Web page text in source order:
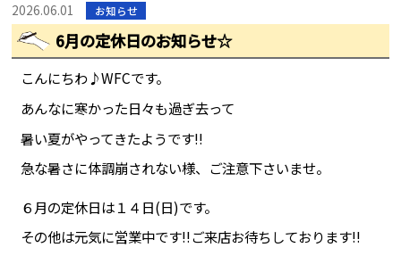
2026.06.01 お知らせ
6月の定休日のお知らせ☆
こんにちわ♪WFCです。
あんなに寒かった日々も過ぎ去って
暑い夏がやってきたようです!!
急な暑さに体調崩されない様、ご注意下さいませ。
６月の定休日は１４日(日)です。
その他は元気に営業中です!!ご来店お待ちしております!!